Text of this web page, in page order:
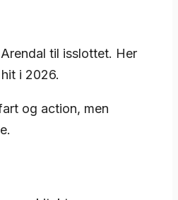
til isslottet. Her
i 2026.
og action, men